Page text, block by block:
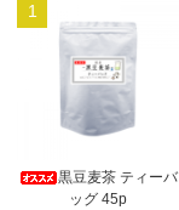
1
黒豆麦茶 ティーバ
ッグ 45p